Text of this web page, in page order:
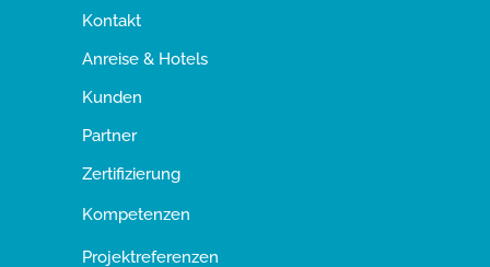
Kontakt
Anreise & Hotels
Kunden
Partner
Zertifizierung
Kompetenzen
Projektreferenzen